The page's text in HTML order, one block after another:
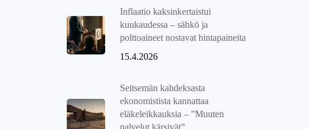
Inflaatio kaksinkertaistui
kuukaudessa – sähkö ja
polttoaineet nostavat hintapaineita
15.4.2026
Seitsemän kahdeksasta
ekonomistista kannattaa
eläkeleikkauksia – ”Muuten
palvelut kärsivät”